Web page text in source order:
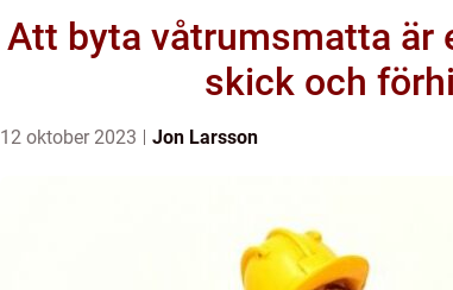
Att byta våtrumsmatta är
skick och
12 oktober 2023 Jon Larsson